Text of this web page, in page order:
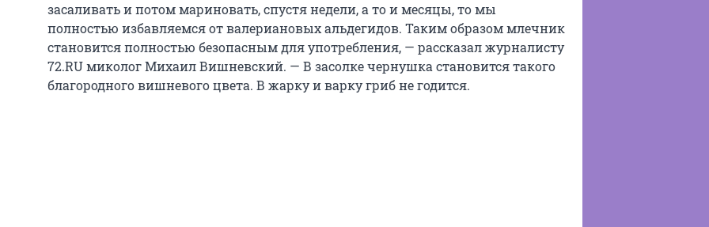
засаливать и потом мариновать, спустя недели, а то и месяцы, то мы
полностью избавляемся от валериановых альдегидов. Таким образом млечник
становится полностью безопасным для употребления, — рассказал журналисту
72.RU миколог Михаил Вишневский. — В засолке чернушка становится такого
благородного вишневого цвета. В жарку и варку гриб не годится.